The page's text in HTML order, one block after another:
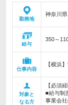
勤務地
神奈川県
給与
350～
仕事内容
【横浜
対象と
なる方
【必須
■給与制
事業会